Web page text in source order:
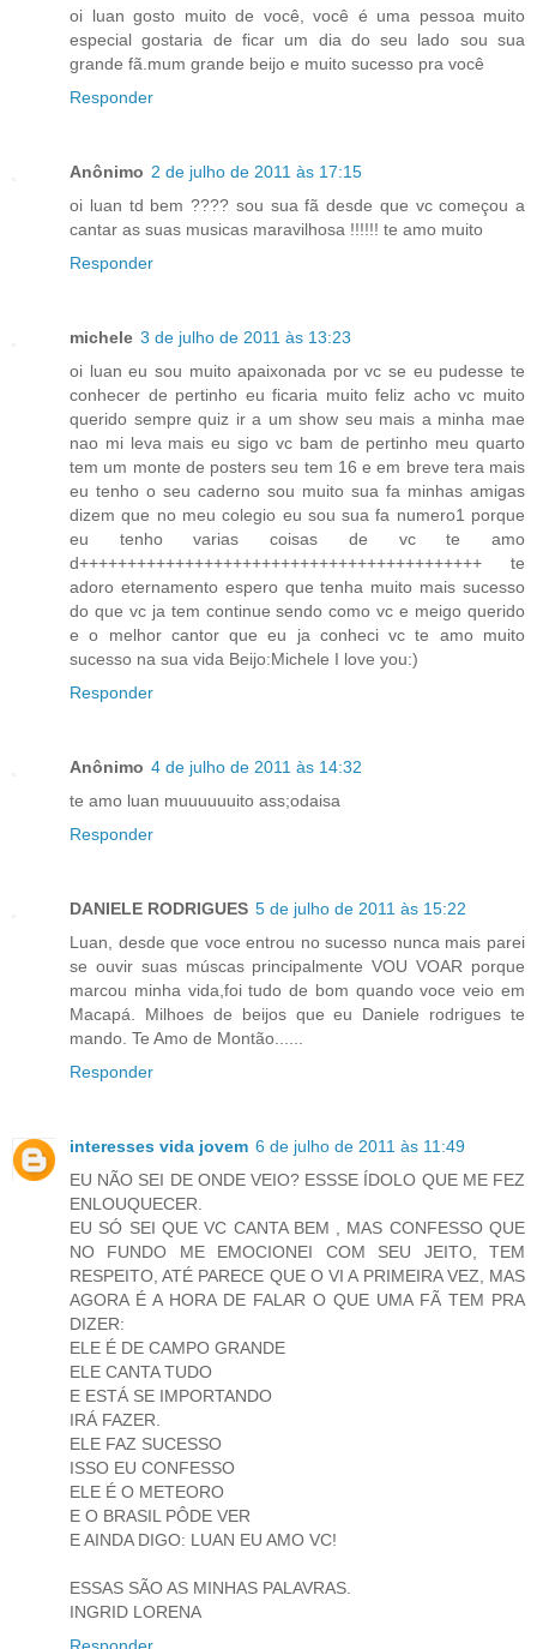
oi luan gosto muito de você, você é uma pessoa muito
especial gostaria de ficar um dia do seu lado sou sua
grande fã.mum grande beijo e muito sucesso pra você
Responder
Anônimo 2 de julho de 2011 às 17:15
oi luan td bem ???? sou sua fã desde que vc começou a
cantar as suas musicas maravilhosa !!!!!! te amo muito
Responder
michele 3 de julho de 2011 às 13:23
oi luan eu sou muito apaixonada por vc se eu pudesse te
conhecer de pertinho eu ficaria muito feliz acho vc muito
querido sempre quiz ir a um show seu mais a minha mae
nao mi leva mais eu sigo vc bam de pertinho meu quarto
tem um monte de posters seu tem 16 e em breve tera mais
eu tenho o seu caderno sou muito sua fa minhas amigas
dizem que no meu colegio eu sou sua fa numero1 porque
eu tenho varias coisas de vc te amo
d++++++++++++++++++++++++++++++++++++++++++ te
adoro eternamento espero que tenha muito mais sucesso
do que vc ja tem continue sendo como vc e meigo querido
e o melhor cantor que eu ja conheci vc te amo muito
sucesso na sua vida Beijo:Michele I love you:)
Responder
Anônimo 4 de julho de 2011 às 14:32
te amo luan muuuuuuito ass;odaisa
Responder
DANIELE RODRIGUES 5 de julho de 2011 às 15:22
Luan, desde que voce entrou no sucesso nunca mais parei
se ouvir suas múscas principalmente VOU VOAR porque
marcou minha vida,foi tudo de bom quando voce veio em
Macapá. Milhoes de beijos que eu Daniele rodrigues te
mando. Te Amo de Montão......
Responder
interesses vida jovem 6 de julho de 2011 às 11:49
EU NÃO SEI DE ONDE VEIO? ESSSE ÍDOLO QUE ME FEZ
ENLOUQUECER.
EU SÓ SEI QUE VC CANTA BEM , MAS CONFESSO QUE
NO FUNDO ME EMOCIONEI COM SEU JEITO, TEM
RESPEITO, ATÉ PARECE QUE O VI A PRIMEIRA VEZ, MAS
AGORA É A HORA DE FALAR O QUE UMA FÃ TEM PRA
DIZER:
ELE É DE CAMPO GRANDE
ELE CANTA TUDO
E ESTÁ SE IMPORTANDO
IRÁ FAZER.
ELE FAZ SUCESSO
ISSO EU CONFESSO
ELE É O METEORO
E O BRASIL PÔDE VER
E AINDA DIGO: LUAN EU AMO VC!
ESSAS SÃO AS MINHAS PALAVRAS.
INGRID LORENA